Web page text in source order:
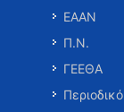
ΕΑΑΝ
Π.Ν.
ΓΕΕΘΑ